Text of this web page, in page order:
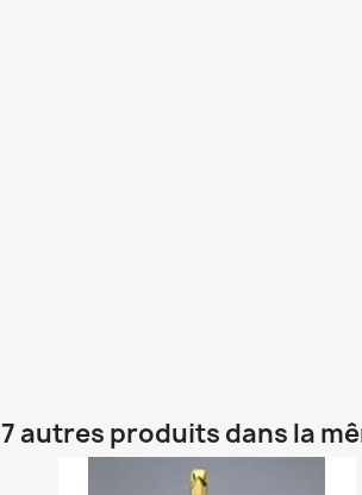
7 autres produits dans la